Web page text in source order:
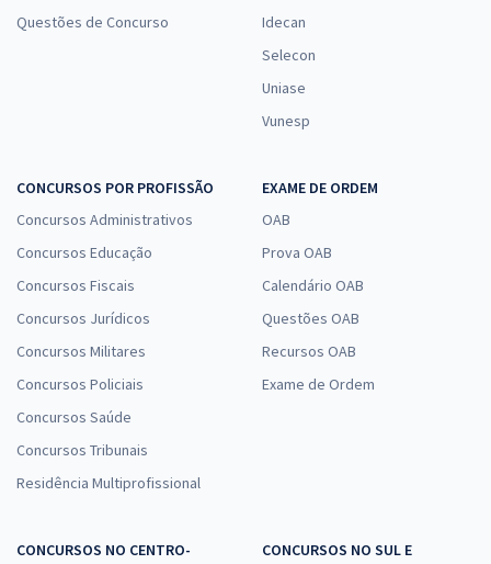
Questões de Concurso
Idecan
Selecon
Uniase
Vunesp
CONCURSOS POR PROFISSÃO
Concursos Administrativos
Concursos Educação
Concursos Fiscais
Concursos Jurídicos
Concursos Militares
Concursos Policiais
Concursos Saúde
Concursos Tribunais
Residência Multiprofissional
EXAME DE ORDEM
OAB
Prova OAB
Calendário OAB
Questões OAB
Recursos OAB
Exame de Ordem
CONCURSOS NO CENTRO-
CONCURSOS NO SUL E